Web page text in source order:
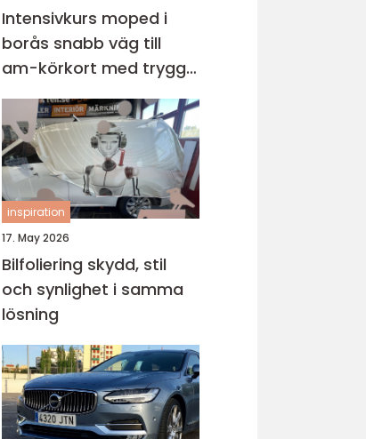
Intensivkurs moped i
borås snabb väg till
am-körkort med trygg
grund
inspiration
17. May 2026
Bilfoliering skydd, stil
och synlighet i samma
lösning